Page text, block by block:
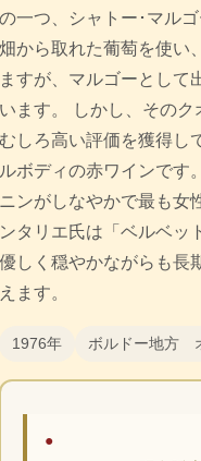
の一つ、シャトー･マル
畑から取れた葡萄を使い
ますが、マルゴーとして
います。 しかし、そのク
むしろ高い評価を獲得し
ルボディの赤ワインです
ニンがしなやかで最も女
ンタリエ氏は「ベルベッ
優しく穏やかながらも長
えます。
1976年 ボルドー地方
●